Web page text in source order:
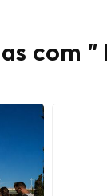
com "